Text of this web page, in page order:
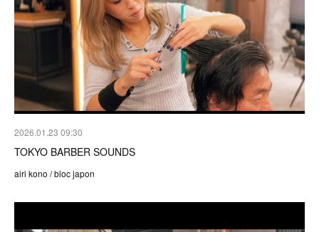
2026.01.23 09:30
TOKYO BARBER SOUNDS
airi kono / bloc japon